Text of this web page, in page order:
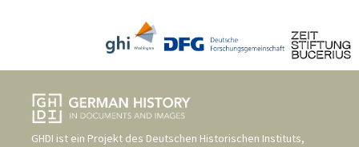
GHDI ist ein Projekt des Deutschen Historischen Instituts,